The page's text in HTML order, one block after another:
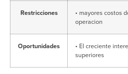
Restricciones
• mayores costos
operacion
Oportunidades
• El creciente
superiores